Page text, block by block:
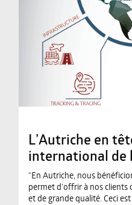
L’Autriche en
international de
“En Autriche, nous
permet d’offrir à nos clients
et de grande qualité. Ceci